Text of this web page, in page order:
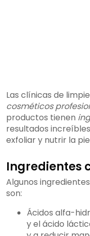
Las clínicas de
cosméticos
productos tienen
resultados
exfoliar y nutrir la
Ingredientes
Algunos
son:
Ácidos alfa-
y el ácido